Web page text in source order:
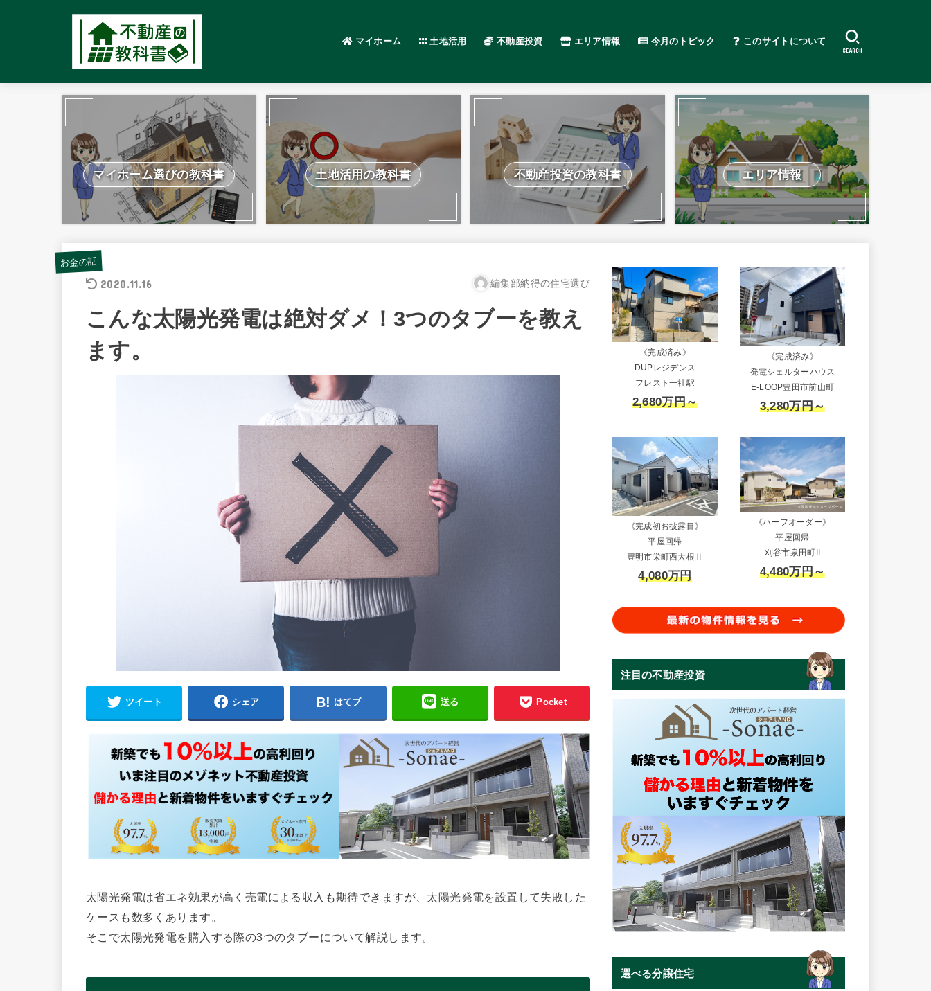
マイホーム 土地活用 不動産投資 エリア情報 今月のトピック このサイトについて
SEARCH
マイホーム選びの教科書 土地活用の教科書 不動産投資の教科書 エリア情報
お金の話
2020.11.16 編集部納得の住宅選び
こんな太陽光発電は絶対ダメ！3つのタブーを教え
ます。
ツイート シェア はてブ 送る Pocket
太陽光発電は省エネ効果が高く売電による収入も期待できますが、太陽光発電を設置して失敗した
ケースも数多くあります。
そこで太陽光発電を購入する際の3つのタブーについて解説します。
《完成済み》
DUPレジデンス
フレスト一社駅
2,680万円～
《完成済み》
発電シェルターハウス
E-LOOP豊田市前山町
3,280万円～
《完成初お披露目》
平屋回帰
豊明市栄町西大根Ⅱ
4,080万円
《ハーフオーダー》
平屋回帰
刈谷市泉田町II
4,480万円～
注目の不動産投資
選べる分譲住宅